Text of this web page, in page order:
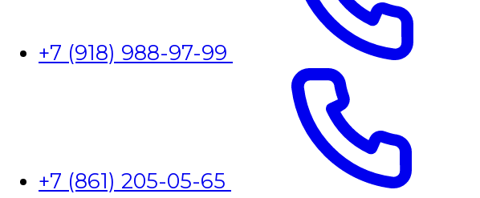
+7 (918) 988-97-99
+7 (861) 205-05-65